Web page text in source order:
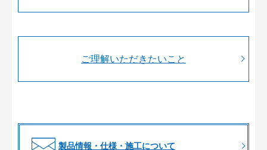
ご理解いただきたいこと
製品情報・仕様・施工について